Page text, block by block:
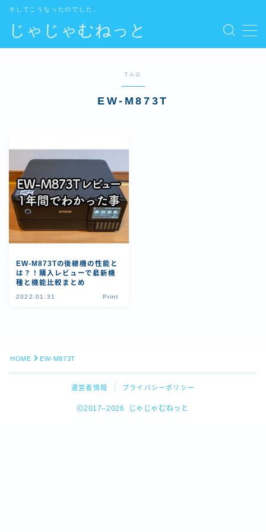
じゃじゃむねっと
そしてこうなったのでした。
Contact
Site map
TAG
EW-M873T
EW-M873Tの後継機の性能と
は？！購入レビューで最新機
種と機能比較まとめ
2022.01.31 Print
HOME EW-M873T
運営者情報 プライバシーポリシー
2017–2026 じゃじゃむねっと